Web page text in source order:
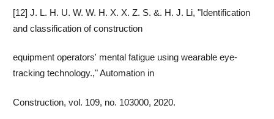
[12] J. L. H. U. W. W. H. X. X. Z. S. &. H. J. Li, "Identification
and classification of construction
equipment operators' mental fatigue using wearable eye-
tracking technology.," Automation in
Construction, vol. 109, no. 103000, 2020.